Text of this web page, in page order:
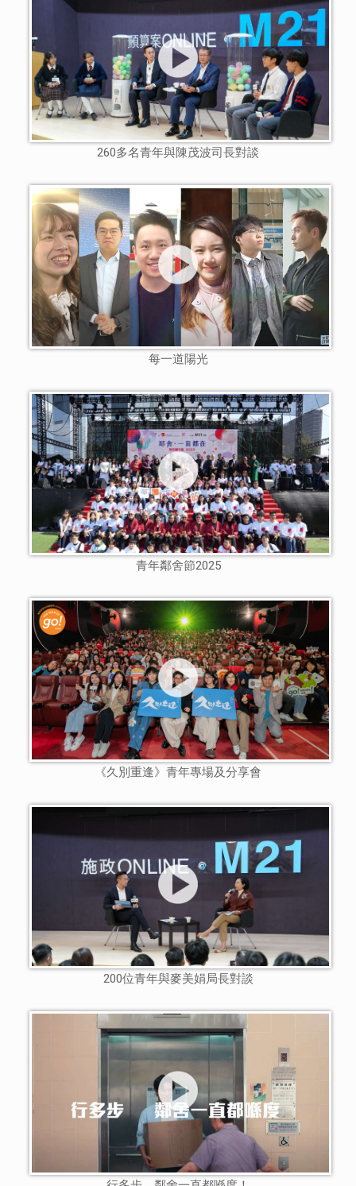
260多名青年與陳茂波司長對談
每一道陽光
青年鄰舍節2025
《久別重逢》青年專場及分享會
200位青年與麥美娟局長對談